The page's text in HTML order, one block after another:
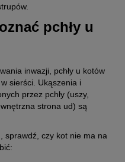
pchły u
inwazji, pchły u kotów
sierści. Ukąszenia i
przez pchły (uszy,
strona ud) są
sprawdź, czy kot nie ma na